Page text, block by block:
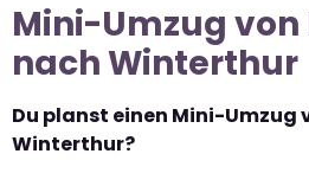
Mini-Umzug
nach Winterthur
Du planst einen Mini-Umzug
Winterthur?